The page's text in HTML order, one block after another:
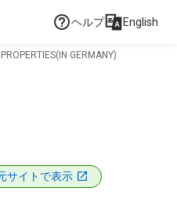
ヘルプ English
GERMANY)
サイトで表示